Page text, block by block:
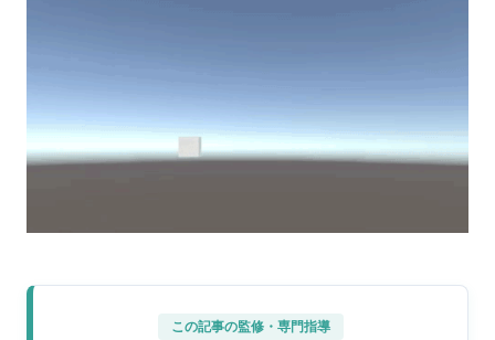
この記事の監修・専門指導